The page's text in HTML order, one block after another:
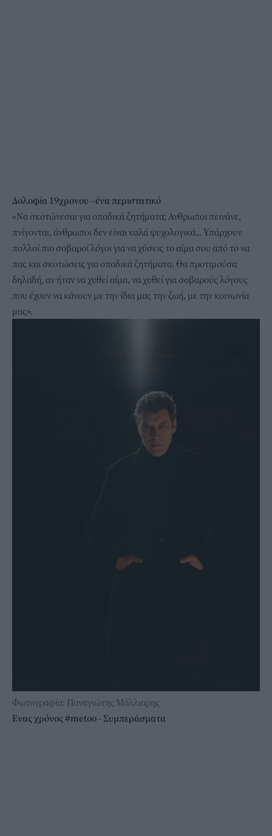
Δολοφία 19χρονου –ένα περιστατικό
«Να σκοτώνεσαι για οπαδικά ζητήματα; Ανθρωποι πεινάνε,
πνίγονται, άνθρωποι δεν είναι καλά ψυχολογικά... Υπάρχουν
πολλοί πιο σοβαροί λόγοι για να χύσεις το αίμα σου από το να
πας και σκοτώσεις για οπαδικά ζητήματα. Θα προτιμούσα
δηλαδή, αν ήταν να χυθεί αίμα, να χυθεί για σοβαρούς λόγους
που έχουν να κάνουν με την ίδια μας την ζωή, με την κοινωνία
μας».
Φωτογραφία: Παναγιώτης Μάλλιαρης
Ενας χρόνος #metoo - Συμπεράσματα